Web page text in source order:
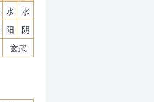
水
水
阳
阴
玄武